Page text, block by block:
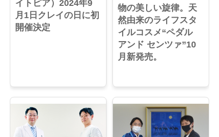
イトピア）2024年9
月1日クレイの日に初
開催決定
物の美しい旋律。天
然由来のライフスタ
イルコスメ“ペダル
アンド センツァ”10
月新発売。